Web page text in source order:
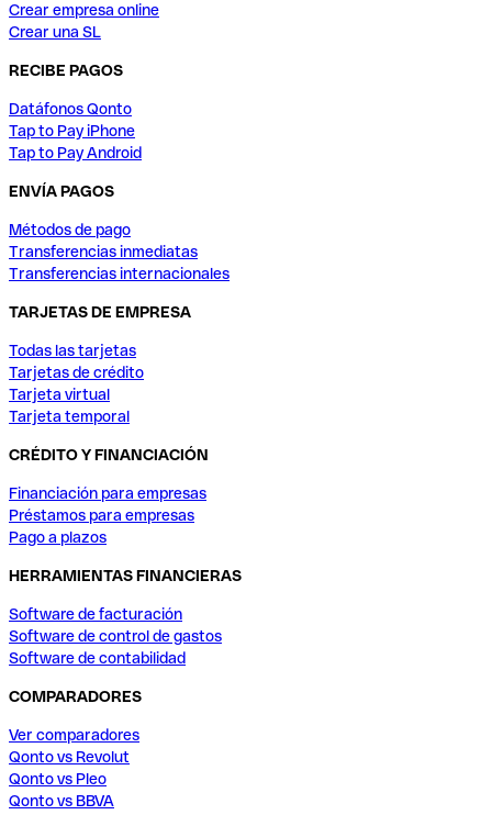
Crear empresa online
Crear una SL
RECIBE PAGOS
Datáfonos Qonto
Tap to Pay iPhone
Tap to Pay Android
ENVÍA PAGOS
Métodos de pago
Transferencias inmediatas
Transferencias internacionales
TARJETAS DE EMPRESA
Todas las tarjetas
Tarjetas de crédito
Tarjeta virtual
Tarjeta temporal
CRÉDITO Y FINANCIACIÓN
Financiación para empresas
Préstamos para empresas
Pago a plazos
HERRAMIENTAS FINANCIERAS
Software de facturación
Software de control de gastos
Software de contabilidad
COMPARADORES
Ver comparadores
Qonto vs Revolut
Qonto vs Pleo
Qonto vs BBVA